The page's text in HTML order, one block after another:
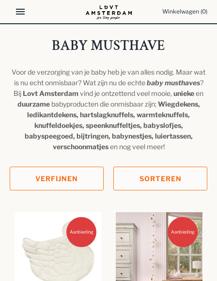
de
Winkelwagen (0)
BABY MUSTHAVE
Voor de verzorging van je baby heb je van alles nodig. Maar wat
is nu echt onmisbaar? Wat zijn nu de echtebaby musthaves?
Bij Lovt Amsterdamvind je ontzettend veel mooie, uniekeen
duurzamebabyproducten die onmisbaar zijn;Wiegdekens,
ledikantdekens, hartslagknuffels, warmteknuffels,
knuffeldoekjes, speenknuffeltjes, babyslofjes,
babyspeegoed, bijtringen, babynestjes, luiertassen,
verschoonmatjesen nog veel meer!
VERFIJNEN SORTEREN
Aanbieding Aanbieding